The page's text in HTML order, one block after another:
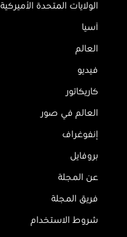
الولايات المتحدة الأميركية
آسيا
العالم
فيديو
كاريكاتور
العالم في صور
إنفوغراف
بروفايل
عن المجلة
فريق المجلة
شروط الاستخدام